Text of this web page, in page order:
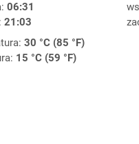
06:31
21:03
30 °C (85 °F)
15 °C (59 °F)